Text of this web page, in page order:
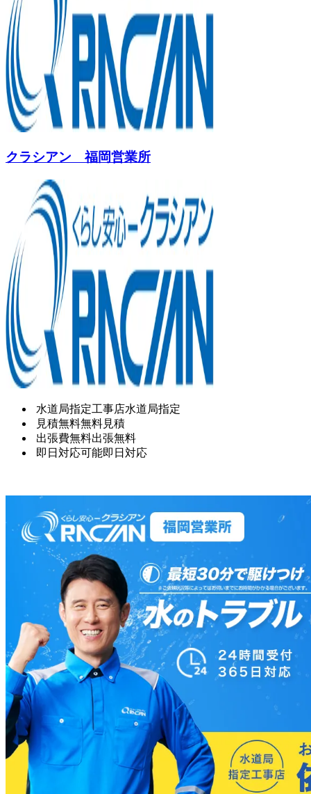
クラシアン 福岡営業所
水道局指定工事店水道局指定
見積無料無料見積
出張費無料出張無料
即日対応可能即日対応